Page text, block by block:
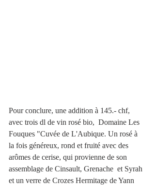
Pour conclure, une addition à 145.- chf,
avec trois dl de vin rosé bio,  Domaine Les
Fouques "Cuvée de L'Aubique. Un rosé à
la fois généreux, rond et fruité avec des
arômes de cerise, qui provienne de son
assemblage de Cinsault, Grenache  et Syrah
et un verre de Crozes Hermitage de Yann